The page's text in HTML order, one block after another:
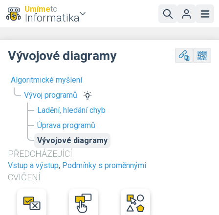
Umímeto
Informatika
Algoritmické myšlení
Vývoj programů
Ladění, hledání chyb
Úprava programů
Vývojové diagramy
PŘEDCHÁZEJÍCÍ
Vstup a výstup, Podmínky s proměnnými
CVIČENÍ
Vývojové diagramy